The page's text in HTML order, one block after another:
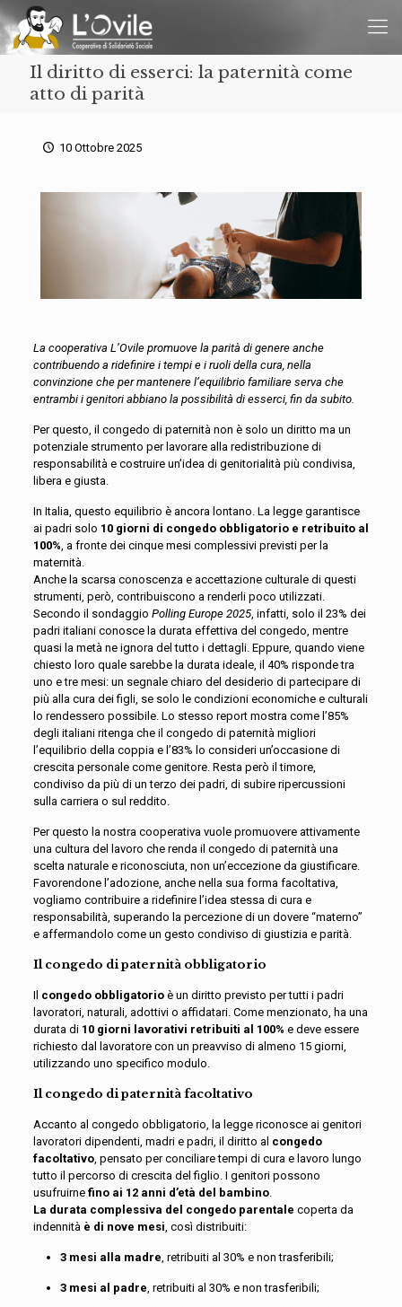
Il diritto di esserci: la paternità come
atto di parità
10 Ottobre 2025
La cooperativa L’Ovile promuove la parità di genere anche
contribuendo a ridefinire i tempi e i ruoli della cura, nella
convinzione che per mantenere l’equilibrio familiare serva che
entrambi i genitori abbiano la possibilità di esserci, fin da subito.
Per questo, il congedo di paternità non è solo un diritto ma un
potenziale strumento per lavorare alla redistribuzione di
responsabilità e costruire un’idea di genitorialità più condivisa,
libera e giusta.
In Italia, questo equilibrio è ancora lontano. La legge garantisce
ai padri solo 10 giorni di congedo obbligatorio e retribuito al
100%, a fronte dei cinque mesi complessivi previsti per la
maternità.
Anche la scarsa conoscenza e accettazione culturale di questi
strumenti, però, contribuiscono a renderli poco utilizzati.
Secondo il sondaggio Polling Europe 2025, infatti, solo il 23% dei
padri italiani conosce la durata effettiva del congedo, mentre
quasi la metà ne ignora del tutto i dettagli. Eppure, quando viene
chiesto loro quale sarebbe la durata ideale, il 40% risponde tra
uno e tre mesi: un segnale chiaro del desiderio di partecipare di
più alla cura dei figli, se solo le condizioni economiche e culturali
lo rendessero possibile. Lo stesso report mostra come l’85%
degli italiani ritenga che il congedo di paternità migliori
l’equilibrio della coppia e l’83% lo consideri un’occasione di
crescita personale come genitore. Resta però il timore,
condiviso da più di un terzo dei padri, di subire ripercussioni
sulla carriera o sul reddito.
Per questo la nostra cooperativa vuole promuovere attivamente
una cultura del lavoro che renda il congedo di paternità una
scelta naturale e riconosciuta, non un’eccezione da giustificare.
Favorendone l’adozione, anche nella sua forma facoltativa,
vogliamo contribuire a ridefinire l’idea stessa di cura e
responsabilità, superando la percezione di un dovere “materno”
e affermandolo come un gesto condiviso di giustizia e parità.
Il congedo di paternità obbligatorio
Il congedo obbligatorioè un diritto previsto per tutti i padri
lavoratori, naturali, adottivi o affidatari. Come menzionato, ha una
durata di 10 giorni lavorativi retribuiti al 100% e deve essere
richiesto dal lavoratore con un preavviso di almeno 15 giorni,
utilizzando uno specifico modulo.
Il congedo di paternità facoltativo
Accanto al congedo obbligatorio, la legge riconosce ai genitori
lavoratori dipendenti, madri e padri, il diritto al congedo
facoltativo, pensato per conciliare tempi di cura e lavoro lungo
tutto il percorso di crescita del figlio. I genitori possono
usufruirne fino ai 12 anni d’età del bambino.
La durata complessiva del congedo parentale coperta da
indennità è di nove mesi, così distribuiti:
3 mesi alla madre, retribuiti al 30% e non trasferibili;
3 mesi al padre, retribuiti al 30% e non trasferibili;